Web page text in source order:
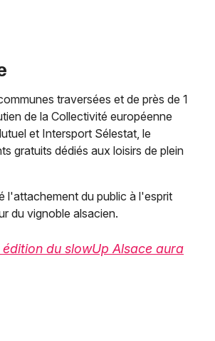
traversées et de près de 1
de la Collectivité européenne
et Intersport Sélestat, le
gratuits dédiés aux loisirs de plein
l'attachement du public à l'esprit
du vignoble alsacien.
du slowUp Alsace aura